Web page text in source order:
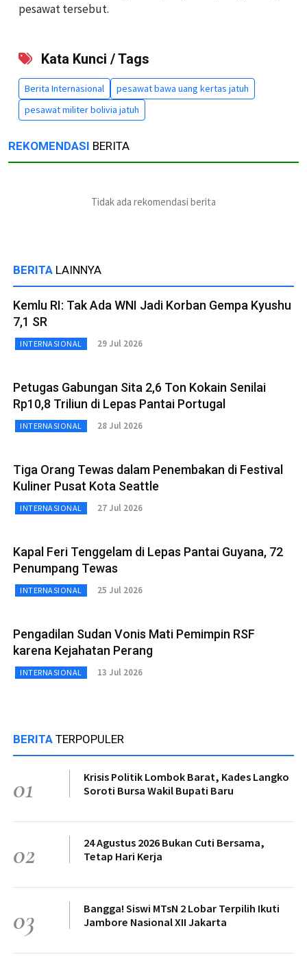
pesawat tersebut.
Kata Kunci / Tags
Berita Internasional
pesawat bawa uang kertas jatuh
pesawat militer bolivia jatuh
REKOMENDASI BERITA
Tidak ada rekomendasi berita
BERITA LAINNYA
Kemlu RI: Tak Ada WNI Jadi Korban Gempa Kyushu
7,1 SR
INTERNASIONAL 29 Jul 2026
Petugas Gabungan Sita 2,6 Ton Kokain Senilai
Rp10,8 Triliun di Lepas Pantai Portugal
INTERNASIONAL 28 Jul 2026
Tiga Orang Tewas dalam Penembakan di Festival
Kuliner Pusat Kota Seattle
INTERNASIONAL 27 Jul 2026
Kapal Feri Tenggelam di Lepas Pantai Guyana, 72
Penumpang Tewas
INTERNASIONAL 25 Jul 2026
Pengadilan Sudan Vonis Mati Pemimpin RSF
karena Kejahatan Perang
INTERNASIONAL 13 Jul 2026
BERITA TERPOPULER
01
Krisis Politik Lombok Barat, Kades Langko
Soroti Bursa Wakil Bupati Baru
02
24 Agustus 2026 Bukan Cuti Bersama,
Tetap Hari Kerja
03
Bangga! Siswi MTsN 2 Lobar Terpilih Ikuti
Jambore Nasional XII Jakarta